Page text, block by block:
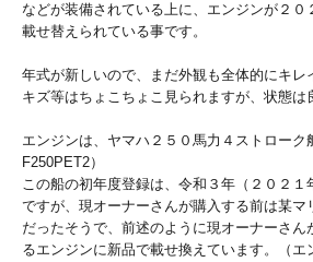
などが装備されている上に、エンジンが２０
載せ替えられている事です。
年式が新しいので、まだ外観も全体的にキレ
キズ等はちょこちょこ見られますが、状態は
エンジンは、ヤマハ２５０馬力４ストローク
F250PET2）
この船の初年度登録は、令和３年（２０２１
ですが、現オーナーさんが購入する前は某マ
だったそうで、前述のように現オーナーさん
るエンジンに新品で載せ換えています。（エ